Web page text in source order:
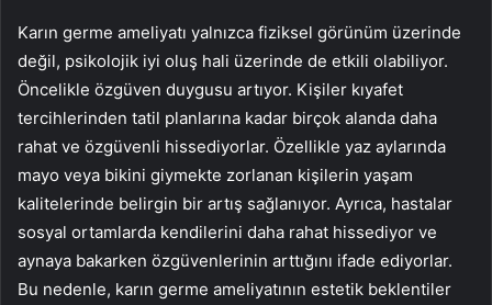
Karın germe ameliyatı yalnızca fiziksel görünüm üzerinde
değil, psikolojik iyi oluş hali üzerinde de etkili olabiliyor.
Öncelikle özgüven duygusu artıyor. Kişiler kıyafet
tercihlerinden tatil planlarına kadar birçok alanda daha
rahat ve özgüvenli hissediyorlar. Özellikle yaz aylarında
mayo veya bikini giymekte zorlanan kişilerin yaşam
kalitelerinde belirgin bir artış sağlanıyor. Ayrıca, hastalar
sosyal ortamlarda kendilerini daha rahat hissediyor ve
aynaya bakarken özgüvenlerinin arttığını ifade ediyorlar.
Bu nedenle, karın germe ameliyatının estetik beklentiler